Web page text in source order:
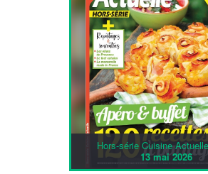
Hors-série Cuisine
13 mai 2026